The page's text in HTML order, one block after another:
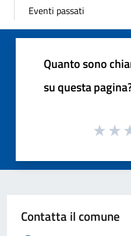
Eventi passati
Quanto sono
su questa
Contatta il comune